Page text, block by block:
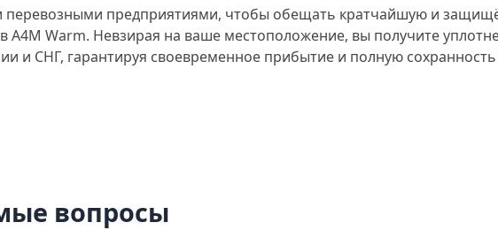
предприятиями, чтобы обещать кратчайшую и
A4M Warm. Невзирая на ваше местоположение, вы получите
и СНГ, гарантируя своевременное прибытие и полную
вопросы